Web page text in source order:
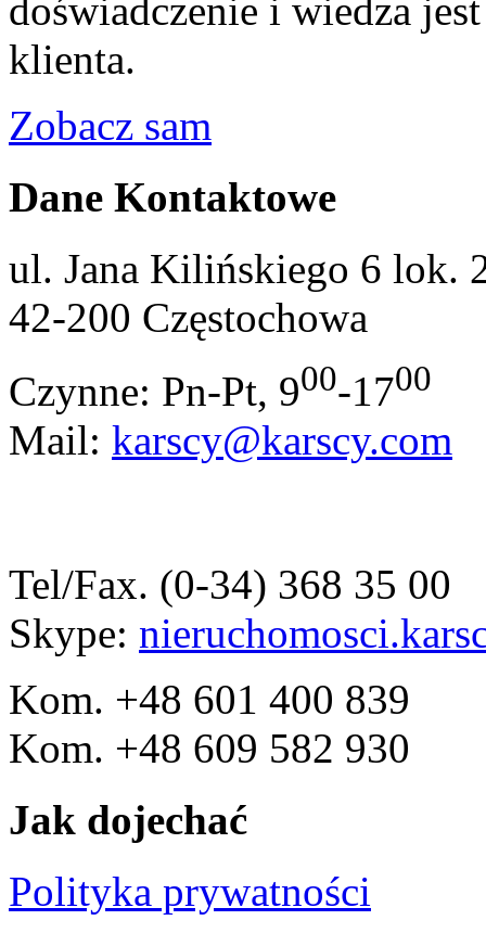
doświadczenie i wiedza
klienta.
Zobacz sam
Dane Kontaktowe
ul. Jana Kilińskiego 6 lok.
42-200 Częstochowa
Czynne: Pn-Pt, 900-1700
Mail: karscy@karscy.com
Tel/Fax. (0-34) 368 35 00
Skype:
Kom. +48 601 400 839
Kom. +48 609 582 930
Jak dojechać
Polityka prywatności